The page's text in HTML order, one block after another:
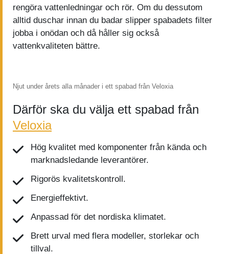
rengöra vattenledningar och rör. Om du dessutom
alltid duschar innan du badar slipper spabadets filter
jobba i onödan och då håller sig också
vattenkvaliteten bättre.
Njut under årets alla månader i ett spabad från Veloxia
Därför ska du välja ett spabad från
Veloxia
Hög kvalitet med komponenter från kända och
marknadsledande leverantörer.
Rigorös kvalitetskontroll.
Energieffektivt.
Anpassad för det nordiska klimatet.
Brett urval med flera modeller, storlekar och
tillval.